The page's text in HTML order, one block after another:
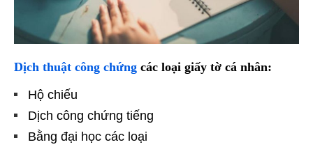
Dịch thuật công chứng các loại giấy tờ cá nhân:
Hộ chiếu
Dịch công chứng tiếng
Bằng đại học các loại